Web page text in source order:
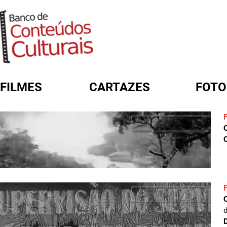
FILMES CARTAZES
FORMULÁRIO DE BUSCA